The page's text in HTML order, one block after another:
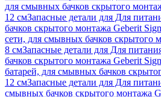
для смывных бачков скрытого
12 смЗапасные детали для Для
бачков скрытого монтажа Geberit
сети, для смывных бачков скрытого
8 смЗапасные детали для Для
бачков скрытого монтажа Geberit
батарей, для смывных бачков
12 смЗапасные детали для Для
смывных бачков скрытого монтажа